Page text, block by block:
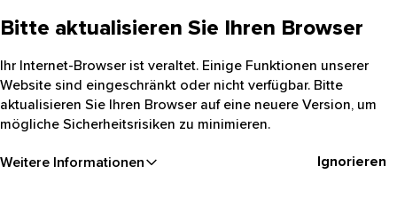
Bitte aktualisieren Sie Ihren Browser
Ihr Internet-Browser ist veraltet. Einige Funktionen unserer
Website sind eingeschränkt oder nicht verfügbar. Bitte
aktualisieren Sie Ihren Browser auf eine neuere Version, um
mögliche Sicherheitsrisiken zu minimieren.
Weitere Informationen Ignorieren